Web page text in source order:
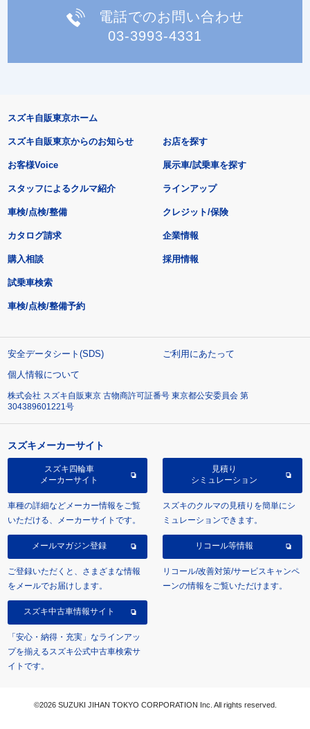
電話でのお問い合わせ
03-3993-4331
スズキ自販東京ホーム
スズキ自販東京からのお知らせ
お客様Voice
スタッフによるクルマ紹介
お店を探す
展示車/試乗車を探す
ラインアップ
車検/点検/整備 クレジット/保険
カタログ請求
購入相談
試乗車検索
車検/点検/整備予約
企業情報
採用情報
安全データシート(SDS)
ご利用にあたって
個人情報について
株式会社 スズキ自販東京 古物商許可証番号 東京都公安委員会 第
304389601221号
スズキメーカーサイト
スズキ四輪車
メーカーサイト
車種の詳細などメーカー情報をご覧
いただける、メーカーサイトです。
見積り
シミュレーション
スズキのクルマの見積りを簡単にシ
ミュレーションできます。
メールマガジン登録
ご登録いただくと、さまざまな情報
をメールでお届けします。
リコール等情報
リコール/改善対策/サービスキャンペ
ーンの情報をご覧いただけます。
スズキ中古車情報サイト
「安心・納得・充実」なラインアッ
プを揃えるスズキ公式中古車検索サ
イトです。
©2026 SUZUKI JIHAN TOKYO CORPORATION Inc. All rights reserved.